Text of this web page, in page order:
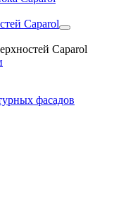
Caparol
Caparol
фасадов